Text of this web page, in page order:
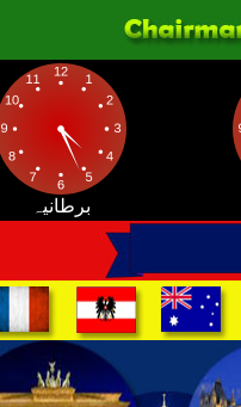
برطانیہ